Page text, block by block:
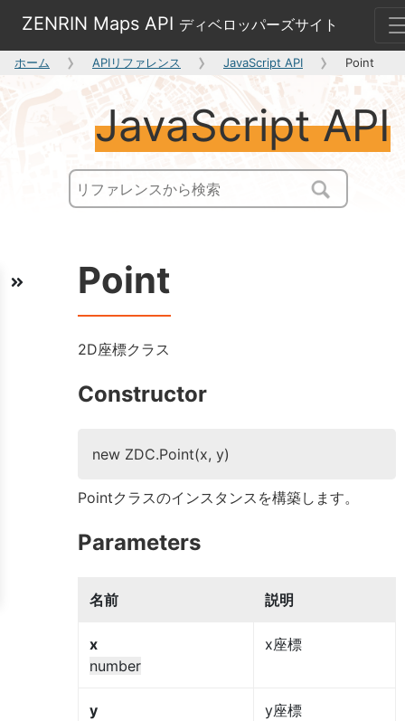
ZENRIN Maps API ディベロッパーズサイト
ホーム APIリファレンス JavaScript API Point
JavaScript API
Point
2D座標クラス
Constructor
new ZDC.Point(x, y)
Pointクラスのインスタンスを構築します。
Parameters
名前 説明
x
number
x座標
y
y座標